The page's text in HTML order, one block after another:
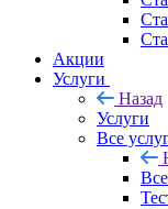
Акции
Услуги
Назад
Услуги
Все